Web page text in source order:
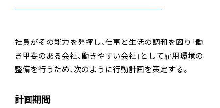
社員がその能力を発揮し、仕事と生活の調和を図り「働
き甲斐のある会社、働きやすい会社」として雇用環境の
整備を行うため、次のように行動計画を策定する。
計画期間